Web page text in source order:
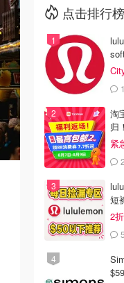
点击排行榜
淘
归
紧
冲 2
短
2
5